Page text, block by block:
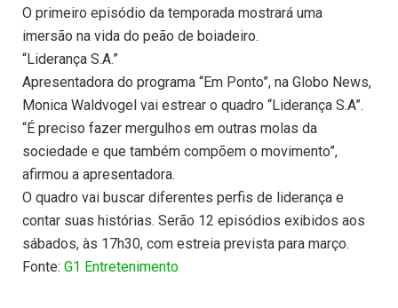
O primeiro episódio da temporada mostrará uma
imersão na vida do peão de boiadeiro.
“Liderança S.A.”
Apresentadora do programa “Em Ponto”, na Globo News,
Monica Waldvogel vai estrear o quadro “Liderança S.A”.
“É preciso fazer mergulhos em outras molas da
sociedade e que também compõem o movimento”,
afirmou a apresentadora.
O quadro vai buscar diferentes perfis de liderança e
contar suas histórias. Serão 12 episódios exibidos aos
sábados, às 17h30, com estreia prevista para março.
Fonte: G1 Entretenimento